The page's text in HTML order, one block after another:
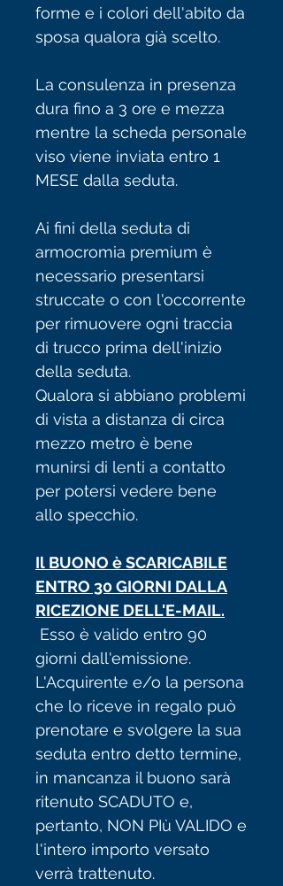
forme e i colori dell'abito da
sposa qualora già scelto.
La consulenza in presenza
dura fino a 3 ore e mezza
mentre la scheda personale
viso viene inviata entro 1
MESE dalla seduta.
Ai fini della seduta di
armocromia premium è
necessario presentarsi
struccate o con l'occorrente
per rimuovere ogni traccia
di trucco prima dell'inizio
della seduta.
Qualora si abbiano problemi
di vista a distanza di circa
mezzo metro è bene
munirsi di lenti a contatto
per potersi vedere bene
allo specchio.
Il BUONO è SCARICABILE
ENTRO 30 GIORNI DALLA
RICEZIONE DELL'E-MAIL.
Esso è valido entro 90
giorni dall'emissione.
L'Acquirente e/o la persona
che lo riceve in regalo può
prenotare e svolgere la sua
seduta entro detto termine,
in mancanza il buono sarà
ritenuto SCADUTO e,
pertanto, NON PIù VALIDO e
l'intero importo versato
verrà trattenuto.